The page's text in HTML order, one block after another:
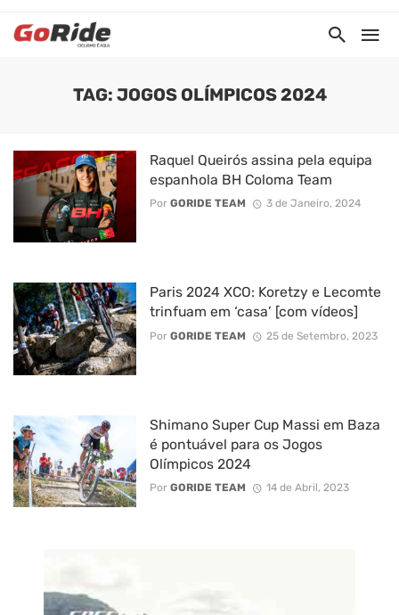
TAG: JOGOS OLÍMPICOS 2024
Raquel Queirós assina pela equipa
espanhola BH Coloma Team
Por GORIDE TEAM 3 de Janeiro, 2024
Paris 2024 XCO: Koretzy e Lecomte
trinfuam em ‘casa’ [com vídeos]
Por GORIDE TEAM 25 de Setembro, 2023
Shimano Super Cup Massi em Baza
é pontuável para os Jogos
Olímpicos 2024
Por GORIDE TEAM 14 de Abril, 2023